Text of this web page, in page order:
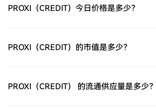
Pay等流行支付方法以增加便利性。C2C购
者提供个性化服务和竞争性汇率。第三步：
存储您的ProShares 两倍做多短期 VIX 期货
在您的HTX账户钱包中。您也可以通过区块
链转账将其发送到其他地方或者用于交易其
PROXI（CREDIT）今日价格是多少？
PROXI（CREDIT）的市值是多少？
PROXI（CREDIT） 的流通供应量是多少？